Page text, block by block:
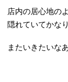
店内の居心地の
隠れていてかな
またいきたいな